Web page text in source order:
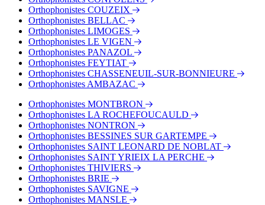
Orthophonistes COUZEIX
Orthophonistes BELLAC
Orthophonistes LIMOGES
Orthophonistes LE VIGEN
Orthophonistes PANAZOL
Orthophonistes FEYTIAT
Orthophonistes CHASSENEUIL-SUR-BONNIEURE
Orthophonistes AMBAZAC
Orthophonistes MONTBRON
Orthophonistes LA ROCHEFOUCAULD
Orthophonistes NONTRON
Orthophonistes BESSINES SUR GARTEMPE
Orthophonistes SAINT LEONARD DE NOBLAT
Orthophonistes SAINT YRIEIX LA PERCHE
Orthophonistes THIVIERS
Orthophonistes BRIE
Orthophonistes SAVIGNE
Orthophonistes MANSLE